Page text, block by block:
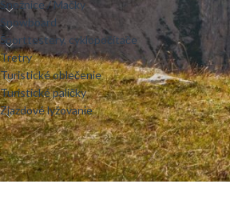
Snežnice / Mačky
Snowboard
Športtestery, cyklopočítače
Tretry
Turistické oblečenie
Turistické paličky
Zjazdové lyžovanie